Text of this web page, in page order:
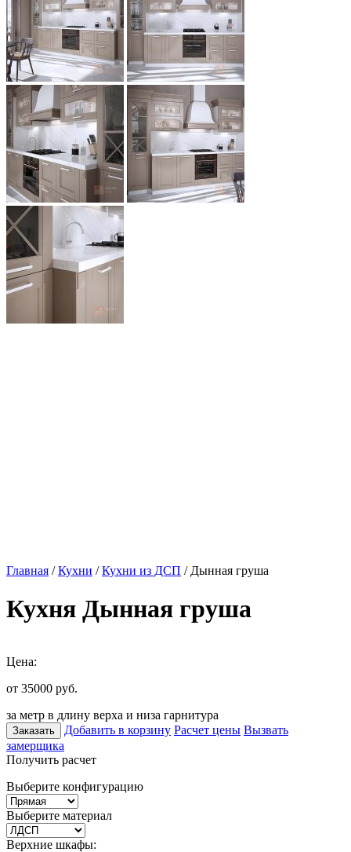
Главная /Кухни /Кухни из ДСП / Дынная груша
Кухня Дынная груша
Цена:
от 35000 руб.
за метр в длину верха и низа гарнитура
Заказать Добавить в корзину Расчет цены Вызвать
замерщика
Получить расчет
Выберите конфигурацию
Выберите материал
Верхние шкафы: